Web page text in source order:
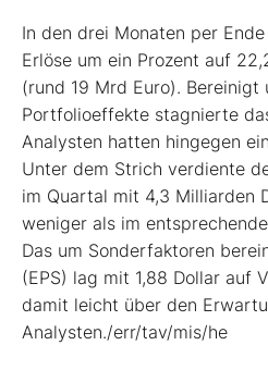
In den drei Monaten per
Erlöse um ein Prozent auf
(rund 19 Mrd Euro). Bereinigt
Portfolioeffekte stagnierte
Analysten hatten hingegen
Unter dem Strich verdiente
im Quartal mit 4,3 Milliarden
weniger als im
Das um Sonderfaktoren
(EPS) lag mit 1,88 Dollar auf
damit leicht über den
Analysten./err/tav/mis/he